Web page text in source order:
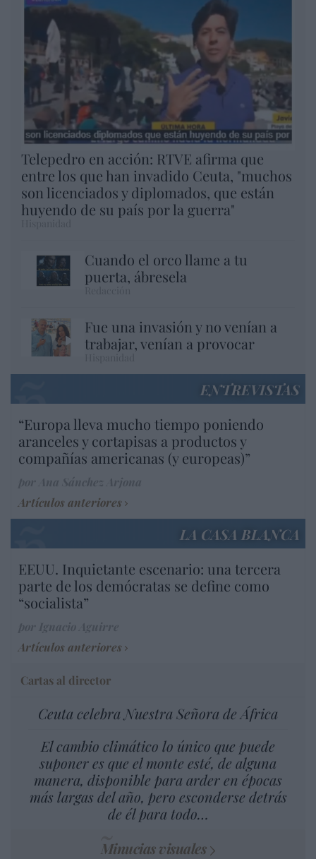
Telepedro en acción: RTVE afirma que
entre los que han invadido Ceuta, "muchos
son licenciados y diplomados, que están
huyendo de su país por la guerra"
Cuando el orco llame a tu
puerta, ábresela
Fue una invasión y no venían a
trabajar, venían a provocar
ENTREVISTAS
“Europa lleva mucho tiempo poniendo
aranceles y cortapisas a productos y
compañías americanas (y europeas)”
Artículos anteriores
LA CASA BLANCA
EEUU. Inquietante escenario: una tercera
parte de los demócratas se define como
“socialista”
Artículos anteriores
Cartas al director
Ceuta celebra Nuestra Señora de África
El cambio climático lo único que puede
suponer es que el monte esté, de alguna
manera, disponible para arder en épocas
más largas del año, pero esconderse detrás
de él para todo…
Minucias visuales